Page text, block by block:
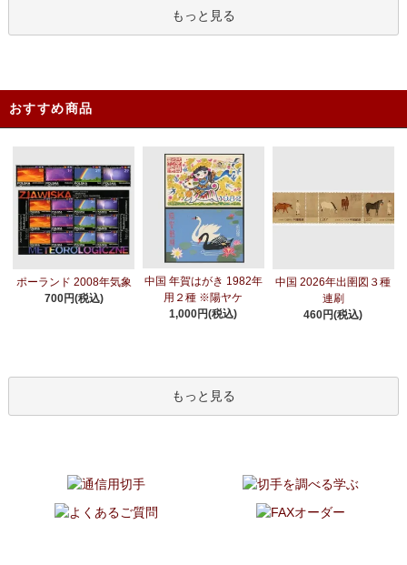
もっと見る
おすすめ商品
ポーランド 2008年気象
700円(税込)
中国 年賀はがき 1982年
用２種 ※陽ヤケ
1,000円(税込)
中国 2026年出圉図３種
連刷
460円(税込)
もっと見る